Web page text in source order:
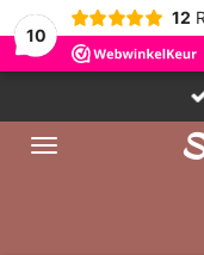
10
12